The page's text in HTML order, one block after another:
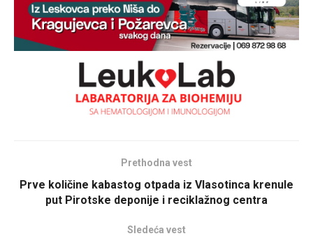
Prethodna vest
Prve količine kabastog otpada iz Vlasotinca krenule
put Pirotske deponije i reciklažnog centra
Sledeća vest